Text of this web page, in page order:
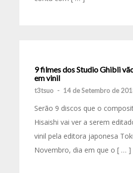
9 filmes dos Studio Ghibli
em vinil
t3tsuo - 14 de Setembro de
Serão 9 discos que o
Hisaishi vai ver a serem
vinil pela editora japonesa
Novembro, dia em que o [ … ]